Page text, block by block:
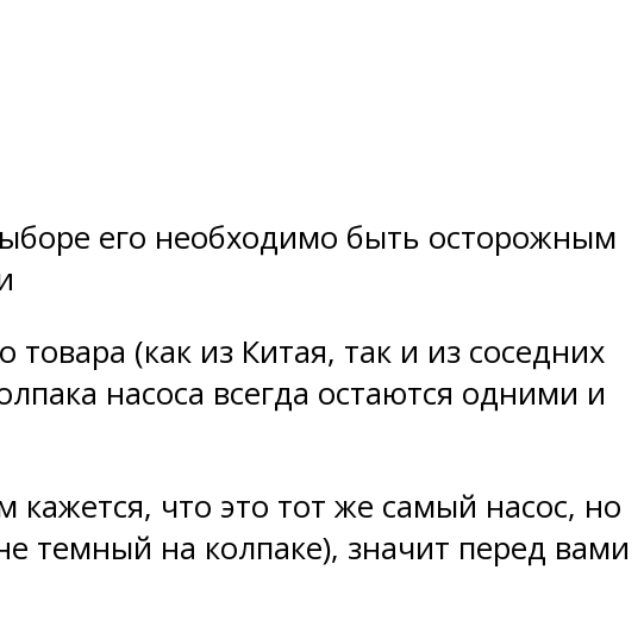
его необходимо быть осторожным
(как из Китая, так и из соседних
насоса всегда остаются одними и
кажется, что это тот же самый насос, но
темный на колпаке), значит перед вами